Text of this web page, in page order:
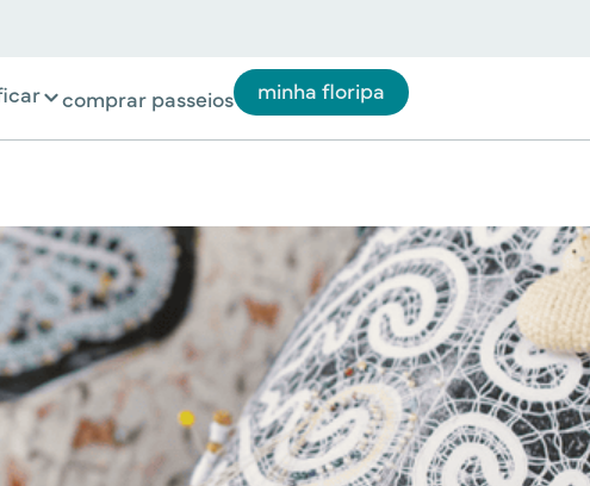
comprar passeios minha floripa